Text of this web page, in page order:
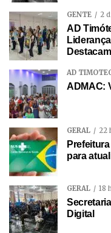
GENTE 2
AD
AD
ADMAC:
GERAL 22
para
GERAL 18
Digital